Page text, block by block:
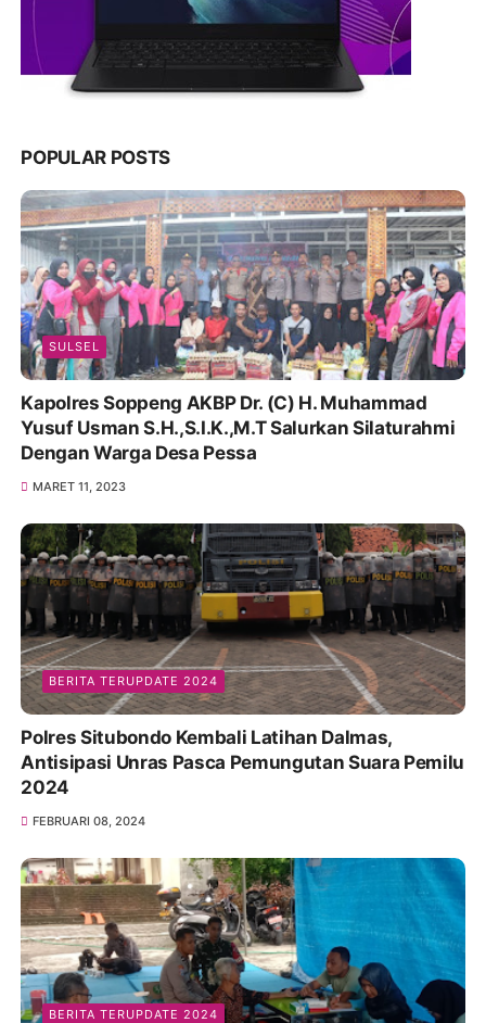
POPULAR POSTS
SULSEL
Kapolres Soppeng AKBP Dr. (C) H. Muhammad
Yusuf Usman S.H.,S.I.K.,M.T Salurkan Silaturahmi
Dengan Warga Desa Pessa
MARET 11, 2023
BERITA TERUPDATE 2024
Polres Situbondo Kembali Latihan Dalmas,
Antisipasi Unras Pasca Pemungutan Suara Pemilu
2024
FEBRUARI 08, 2024
BERITA TERUPDATE 2024